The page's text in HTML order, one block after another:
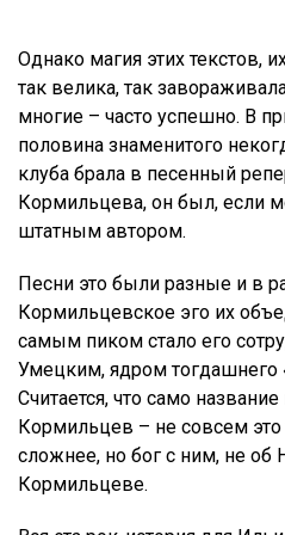
Однако магия этих текстов,
так велика, так
многие – часто успешно. В
половина знаменитого
клуба брала в песенный
Кормильцева, он был, если
штатным автором.
Песни это были разные и в
Кормильцевское эго их
самым пиком стало его
Умецким, ядром тогдашнего
Считается, что само
Кормильцев – не совсем это
сложнее, но бог с ним, не об
Кормильцеве.